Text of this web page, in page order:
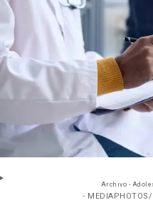
Archivo -
-